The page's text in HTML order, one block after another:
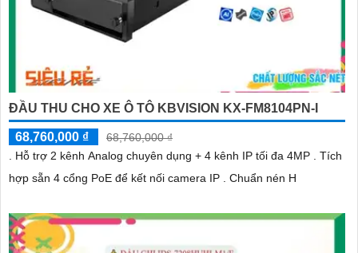
ĐẦU THU CHO XE Ô TÔ KBVISION KX-FM8104PN-I
68,760,000 ₫
68,760,000 ₫
. Hỗ trợ 2 kênh Analog chuyên dụng + 4 kênh IP tối đa 4MP . Tích
hợp sẵn 4 cổng PoE để kết nối camera IP . Chuẩn nén H